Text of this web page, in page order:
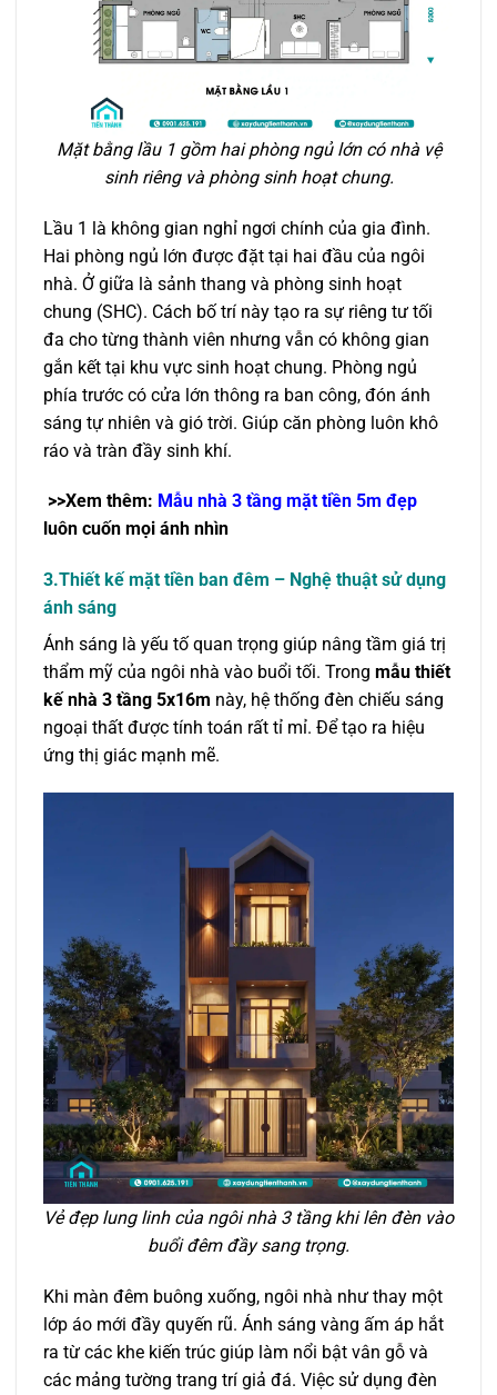
Mặt bằng lầu 1 gồm hai phòng ngủ lớn có nhà vệ
sinh riêng và phòng sinh hoạt chung.
Lầu 1 là không gian nghỉ ngơi chính của gia đình.
Hai phòng ngủ lớn được đặt tại hai đầu của ngôi
nhà. Ở giữa là sảnh thang và phòng sinh hoạt
chung (SHC). Cách bố trí này tạo ra sự riêng tư tối
đa cho từng thành viên nhưng vẫn có không gian
gắn kết tại khu vực sinh hoạt chung. Phòng ngủ
phía trước có cửa lớn thông ra ban công, đón ánh
sáng tự nhiên và gió trời. Giúp căn phòng luôn khô
ráo và tràn đầy sinh khí.
>>Xem thêm: Mẫu nhà 3 tầng mặt tiền 5m đẹp
luôn cuốn mọi ánh nhìn
3.Thiết kế mặt tiền ban đêm – Nghệ thuật sử dụng
ánh sáng
Ánh sáng là yếu tố quan trọng giúp nâng tầm giá trị
thẩm mỹ của ngôi nhà vào buổi tối. Trong mẫu thiết
kế nhà 3 tầng 5x16m này, hệ thống đèn chiếu sáng
ngoại thất được tính toán rất tỉ mỉ. Để tạo ra hiệu
ứng thị giác mạnh mẽ.
Vẻ đẹp lung linh của ngôi nhà 3 tầng khi lên đèn vào
buổi đêm đầy sang trọng.
Khi màn đêm buông xuống, ngôi nhà như thay một
lớp áo mới đầy quyến rũ. Ánh sáng vàng ấm áp hắt
ra từ các khe kiến trúc giúp làm nổi bật vân gỗ và
các mảng tường trang trí giả đá. Việc sử dụng đèn